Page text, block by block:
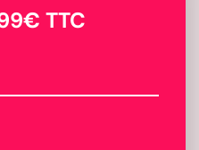
TTC